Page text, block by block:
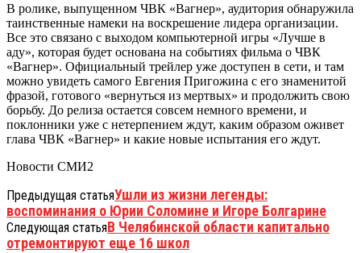
В ролике, выпущенном ЧВК «Вагнер», аудитория обнаружила
таинственные намеки на воскрешение лидера организации.
Все это связано с выходом компьютерной игры «Лучше в
аду», которая будет основана на событиях фильма о ЧВК
«Вагнер». Официальный трейлер уже доступен в сети, и там
можно увидеть самого Евгения Пригожина с его знаменитой
фразой, готового «вернуться из мертвых» и продолжить свою
борьбу. До релиза остается совсем немного времени, и
поклонники уже с нетерпением ждут, каким образом оживет
глава ЧВК «Вагнер» и какие новые испытания его ждут.
Новости СМИ2
Предыдущая статьяУшли из жизни легенды:
воспоминания о Юрии Соломине и Игоре Болгарине
Следующая статьяВ Челябинской области капитально
отремонтируют еще 16 школ